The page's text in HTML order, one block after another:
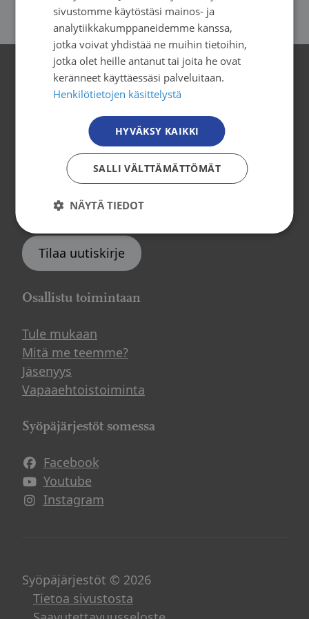
Yhteystiedot
Syöpäjärjestöt
Mäkelänkatu 2, 4. kerros
00500 Helsinki
puh. 09 135 331
tiedotus@cancer.fi
Tilaa uutiskirje
Osallistu toimintaan
Tule mukaan
Mitä me teemme?
Jäsenyys
Vapaaehtoistoiminta
Syöpäjärjestöt somessa
Facebook
Avautuu uuteen ikkunaan
Youtube
Avautuu uuteen ikkunaan
Instagram
Avautuu uuteen ikkunaan
Syöpäjärjestöt © 2026
Tietoa sivustosta
sivustomme käytöstäsi mainos- ja
analytiikkakumppaneidemme kanssa,
jotka voivat yhdistää ne muihin tietoihin,
jotka olet heille antanut tai joita he ovat
keränneet käyttäessäsi palveluitaan.
Henkilötietojen käsittelystä
HYVÄKSY KAIKKI
SALLI VÄLTTÄMÄTTÖMÄT
NÄYTÄ TIEDOT